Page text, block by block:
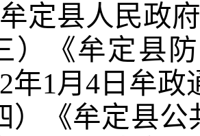
定县人民政
）《牟定县
年1月 4 日牟政
）《牟定县